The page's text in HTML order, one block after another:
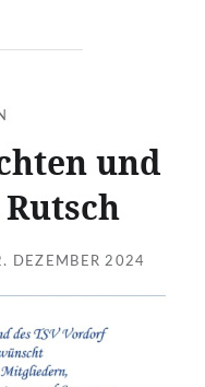
und
DEZEMBER 2024